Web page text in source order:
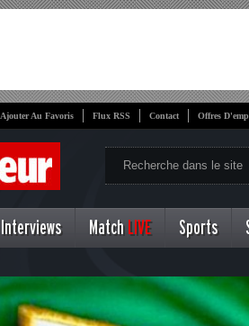
Ajouter Au Favoris Flux RSS Contact Offres
Interviews Match LIVE Sports